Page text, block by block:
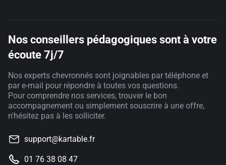
Nos conseillers pédagogiques sont à votre
écoute 7j/7
Nos experts chevronnés sont joignables par téléphone et
par e-mail pour répondre à toutes vos questions.
Pour comprendre nos services, trouver le bon
accompagnement ou simplement souscrire à une offre,
n'hésitez pas à les solliciter.
support@kartable.fr
01 76 38 08 47